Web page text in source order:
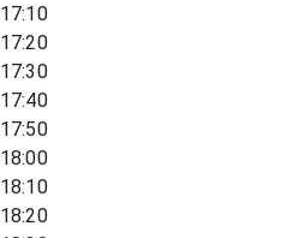
17:10
17:20
17:30
17:40
17:50
18:00
18:10
18:20